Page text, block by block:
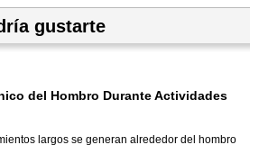
gustarte
del Hombro Durante Actividades
largos se generan alrededor del hombro